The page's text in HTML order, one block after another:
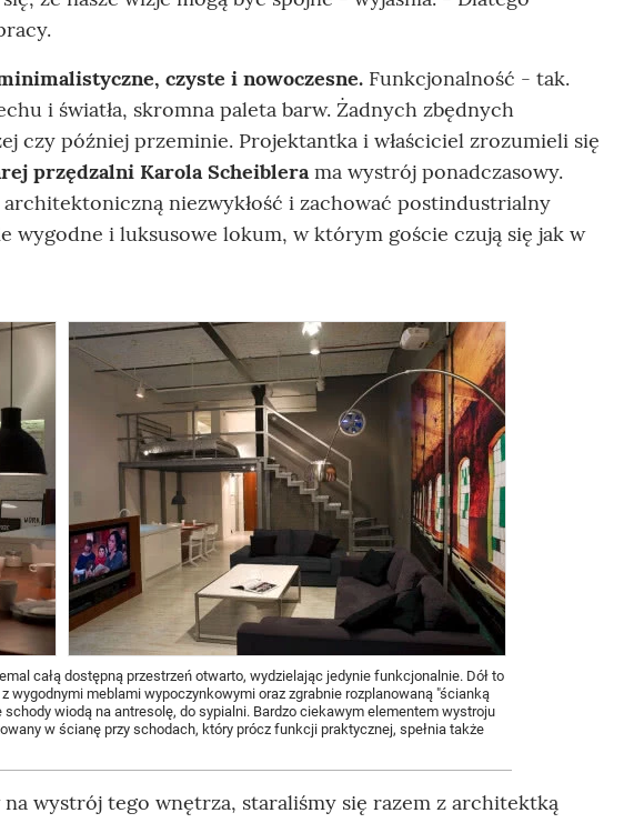
czyste i nowoczesne. Funkcjonalność - tak.
i światła, skromna paleta barw. Żadnych zbędnych
czy później przeminie. Projektantka i właściciel zrozumieli się
przędzalni Karola Scheiblerama wystrój ponadczasowy.
niezwykłość i zachować postindustrialny
wygodne i luksusowe lokum, w którym goście czują się jak w
całą dostępną przestrzeń otwarto, wydzielając jedynie funkcjonalnie. Dół to
wygodnymi meblami wypoczynkowymi oraz zgrabnie rozplanowaną "ścianką
wiodą na antresolę, do sypialni. Bardzo ciekawym elementem wystroju
w ścianę przy schodach, który prócz funkcji praktycznej, spełnia także
wystrój tego wnętrza, staraliśmy się razem z architektką